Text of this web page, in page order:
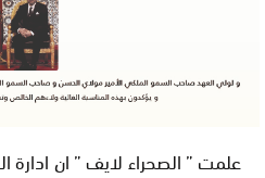
علمت ” الصحراء لايف ” ان